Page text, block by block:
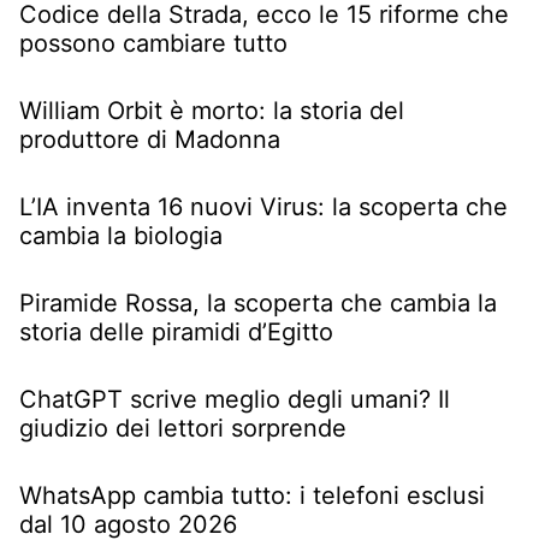
Codice della Strada, ecco le 15 riforme che
possono cambiare tutto
William Orbit è morto: la storia del
produttore di Madonna
L’IA inventa 16 nuovi Virus: la scoperta che
cambia la biologia
Piramide Rossa, la scoperta che cambia la
storia delle piramidi d’Egitto
ChatGPT scrive meglio degli umani? Il
giudizio dei lettori sorprende
WhatsApp cambia tutto: i telefoni esclusi
dal 10 agosto 2026